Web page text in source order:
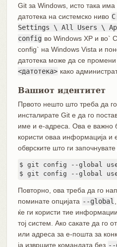
Git за Windows, исто така
датотека на системско ниво
Settings \ All Users \
config во Windows XP и во`
config` на Windows Vista и
датотека може да се
<датотека> како
Вашиот идентитет
Првото нешто што треба да
инсталирате Git е да го
име и е-адреса. Ова е важно
користи оваа информација и
обврските што ги
$ git config --global
$ git config --global
Повторно, ова треба да го
поминате опцијата --global
ќе ги користи тие
тој систем. Ако сакате да го
или адреса за е-пошта за
ја извршите командата без --